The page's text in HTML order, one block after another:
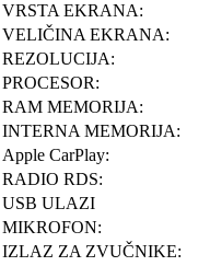
VRSTA EKRANA:
VELIČINA EKRANA:
REZOLUCIJA:
PROCESOR:
RAM MEMORIJA:
INTERNA MEMORIJA:
Apple CarPlay:
RADIO RDS:
USB ULAZI
MIKROFON:
IZLAZ ZA ZVUČNIKE: